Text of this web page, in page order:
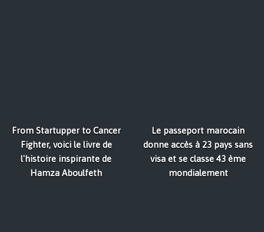
From Startupper to Cancer
Fighter, voici le livre de
l'histoire inspirante de
Hamza Aboulfeth
Le passeport marocain
donne accès à 23 pays sans
visa et se classe 43 ème
mondialement